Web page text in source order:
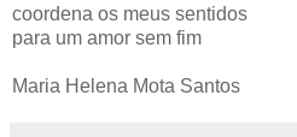
coordena os meus sentidos
para um amor sem fim
Maria Helena Mota Santos